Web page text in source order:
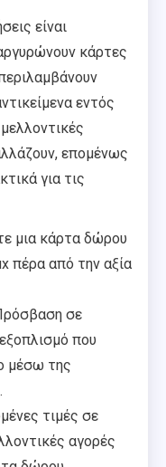
είναι
κάρτες
εντός
επομένως
για τις
μια κάρτα δώρου
πέρα από την αξία
σε
που
μέσω της
.
τιμές σε
αγορές